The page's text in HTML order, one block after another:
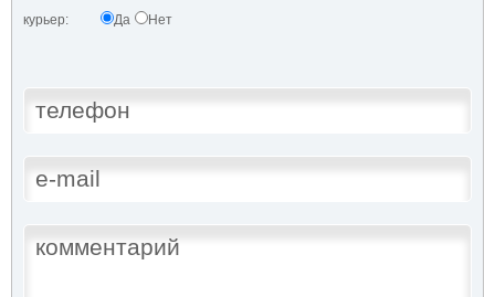
курьер: Да Нет